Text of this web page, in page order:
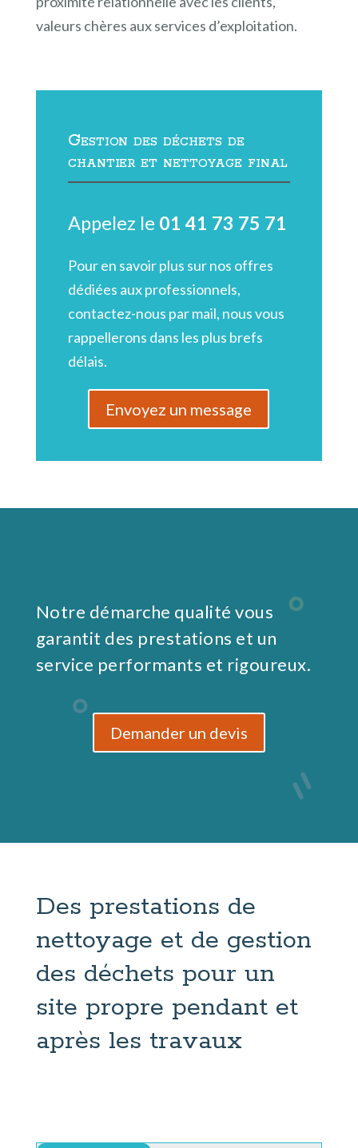
valeurs chères aux services d’exploitation.
Gestion des déchets de
chantier et nettoyage final
Appelez le 01 41 73 75 71
Pour en savoir plus sur nos offres
dédiées aux professionnels,
contactez-nous par mail, nous vous
rappellerons dans les plus brefs
délais.
Envoyez un message
Notre démarche qualité vous
garantit des prestations et un
service performants et rigoureux.
Demander un devis
Des prestations de
nettoyage et de gestion
des déchets pour un
site propre pendant et
après les travaux